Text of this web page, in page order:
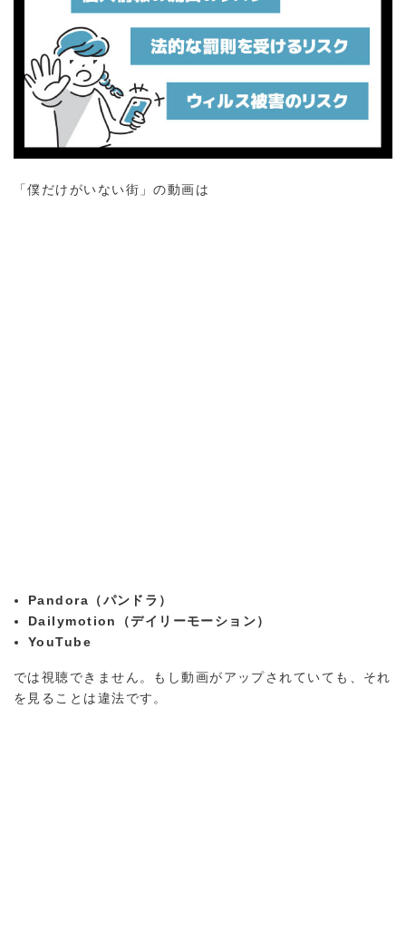
「僕だけがいない街」の動画は
Pandora（パンドラ）
Dailymotion（デイリーモーション）
YouTube
では視聴できません。もし動画がアップされていても、それ
を見ることは違法です。